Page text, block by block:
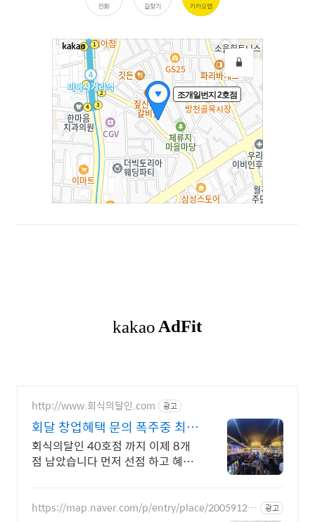
http://www.회식의달인.com 광고
회달 창업혜택 문의 폭주중 최대
1억대출, 업변도 환영
회식의달인 40호점 까지 이제 8개
점 남았습니다 먼저 선점 하고 혜택
https://map.naver.com/p/entry/place/20059127 광고